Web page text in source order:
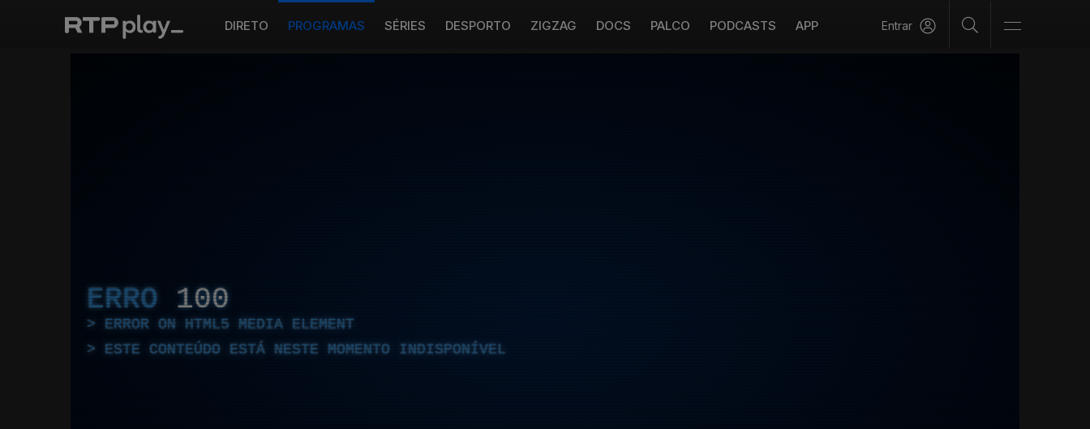
DIRETO PROGRAMAS SÉRIES DESPORTO ZIGZAG DOCS PALCO PODCASTS APP Entrar
ERRO 100
ERROR ON HTML5 MEDIA ELEMENT
ESTE CONTEÚDO ESTÁ NESTE MOMENTO INDISPONÍVEL